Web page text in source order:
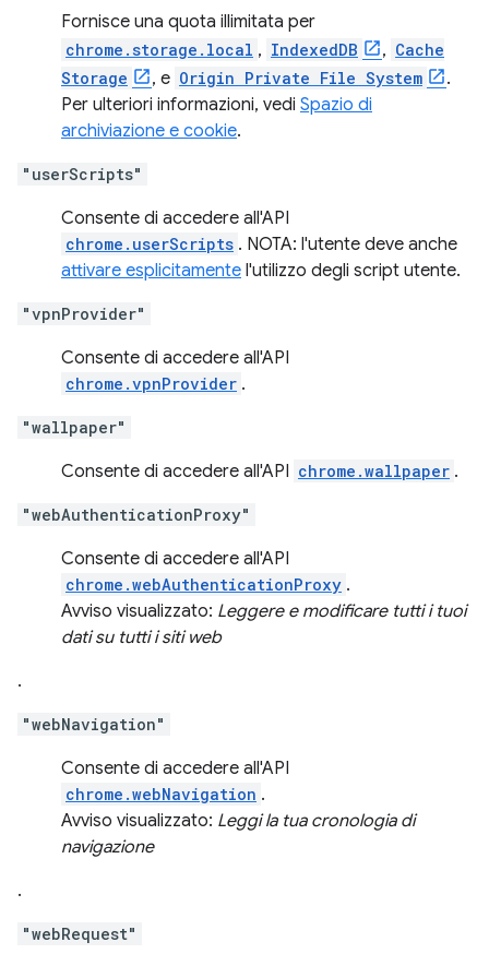
Fornisce una quota illimitata per
chrome.storage.local , IndexedDB , Cache
Storage
, e Origin Private File System
.
Per ulteriori informazioni, vedi Spazio di
archiviazione e cookie.
"userScripts"
Consente di accedere all'API
chrome.userScripts . NOTA: l'utente deve anche
attivare esplicitamente l'utilizzo degli script utente.
"vpnProvider"
Consente di accedere all'API
chrome.vpnProvider .
"wallpaper"
Consente di accedere all'API chrome.wallpaper .
"webAuthenticationProxy"
Consente di accedere all'API
chrome.webAuthenticationProxy .
Avviso visualizzato: Leggere e modificare tutti i tuoi
dati su tutti i siti web
.
"webNavigation"
Consente di accedere all'API
chrome.webNavigation .
Avviso visualizzato: Leggi la tua cronologia di
navigazione
.
"webRequest"